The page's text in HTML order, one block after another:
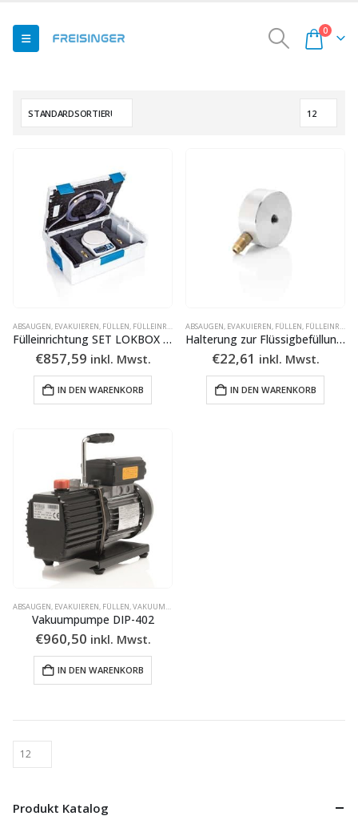
0
ABSAUGEN, EVAKUIEREN, FÜLLEN, FÜLLEINRICHTUNGEN
Fülleinrichtung SET LOKBOX FE
€857,59 inkl. Mwst.
IN DEN WARENKORB
ABSAUGEN, EVAKUIEREN, FÜLLEN, FÜLLEINRICHTUNGEN
Halterung zur Flüssigbefüllung HFFB-1
€22,61 inkl. Mwst.
IN DEN WARENKORB
ABSAUGEN, EVAKUIEREN, FÜLLEN,VAKUUMPUMPSTATIONEN
Vakuumpumpe DIP-402
€960,50 inkl. Mwst.
IN DEN WARENKORB
Produkt Katalog